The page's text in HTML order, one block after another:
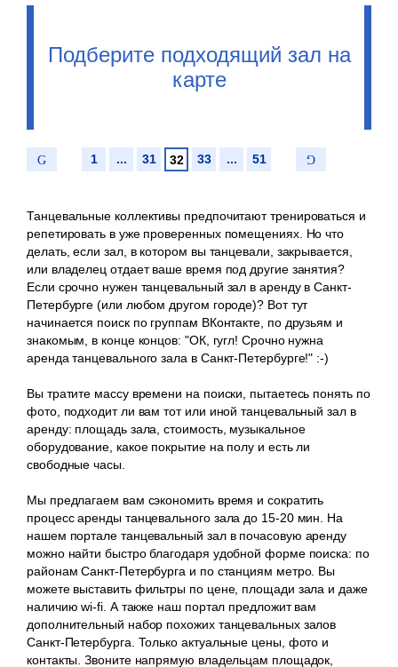
Подберите подходящий зал на
карте
1 ... 31 32 33 ... 51
Танцевальные коллективы предпочитают тренироваться и
репетировать в уже проверенных помещениях. Но что
делать, если зал, в котором вы танцевали, закрывается,
или владелец отдает ваше время под другие занятия?
Если срочно нужен танцевальный зал в аренду в Санкт-
Петербурге (или любом другом городе)? Вот тут
начинается поиск по группам ВКонтакте, по друзьям и
знакомым, в конце концов: "ОК, гугл! Срочно нужна
аренда танцевального зала в Санкт-Петербурге!" :-)
Вы тратите массу времени на поиски, пытаетесь понять по
фото, подходит ли вам тот или иной танцевальный зал в
аренду: площадь зала, стоимость, музыкальное
оборудование, какое покрытие на полу и есть ли
свободные часы.
Мы предлагаем вам сэкономить время и сократить
процесс аренды танцевального зала до 15-20 мин. На
нашем портале танцевальный зал в почасовую аренду
можно найти быстро благодаря удобной форме поиска: по
районам Санкт-Петербурга и по станциям метро. Вы
можете выставить фильтры по цене, площади зала и даже
наличию wi-fi. А также наш портал предложит вам
дополнительный набор похожих танцевальных залов
Санкт-Петербурга. Только актуальные цены, фото и
контакты. Звоните напрямую владельцам площадок,